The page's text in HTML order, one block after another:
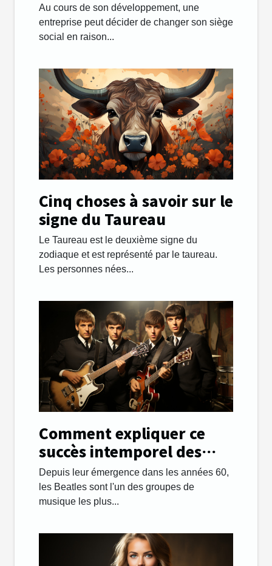
social facilement ?
Au cours de son développement, une
entreprise peut décider de changer son siège
social en raison...
Cinq choses à savoir sur le
signe du Taureau
Le Taureau est le deuxième signe du
zodiaque et est représenté par le taureau.
Les personnes nées...
Comment expliquer ce
succès intemporel des
Beatles ?
Depuis leur émergence dans les années 60,
les Beatles sont l'un des groupes de
musique les plus...